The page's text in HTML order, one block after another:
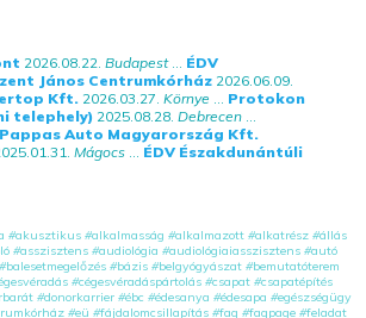
2026.08.22. Budapest...
ÉDV
János Centrumkórház 2026.06.09.
Kft. 2026.03.27. Környe
Protokon
telephely) 2025.08.28. Debrecen...
Pappas Auto Magyarország Kft.
Mágocs...
ÉDV Északdunántúli
#akusztikus #alkalmasság #alkalmazott #alkatrész #állás
#asszisztens #audiológia #audiológiaiasszisztens #autó
#balesetmegelőzés #bázis #belgyógyászat #bemutatóterem
#cégesvéradáspártolás #csapat #csapatépítés
#donorkarrier #ébc #édesanya #édesapa #egészségügy
#eü #fájdalomcsillapítás #faq #faqpage #feladat